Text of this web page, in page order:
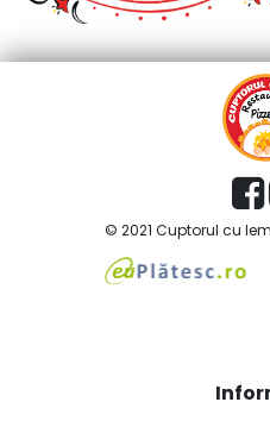
© 2021 Cuptorul cu